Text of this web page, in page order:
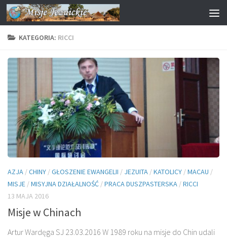
Przejdź do treści
KATEGORIA: RICCI
AZJA /CHINY /GŁOSZENIE EWANGELII / JEZUITA /KATOLICY /MACAU /
MISJE /MISYJNA DZIAŁALNOŚĆ /PRACA DUSZPASTERSKA /RICCI
13 MAJA 2016
Misje w Chinach
Artur Wardęga SJ 23.03.2016 W 1989 roku na misje do Chin udali